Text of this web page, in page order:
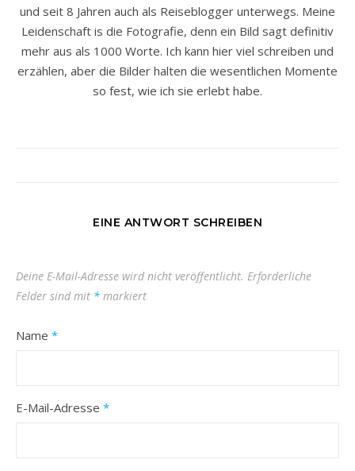
und seit 8 Jahren auch als Reiseblogger unterwegs. Meine
Leidenschaft is die Fotografie, denn ein Bild sagt definitiv
mehr aus als 1000 Worte. Ich kann hier viel schreiben und
erzählen, aber die Bilder halten die wesentlichen Momente
so fest, wie ich sie erlebt habe.
EINE ANTWORT SCHREIBEN
Deine E-Mail-Adresse wird nicht veröffentlicht. Erforderliche
Felder sind mit * markiert
Name *
E-Mail-Adresse *